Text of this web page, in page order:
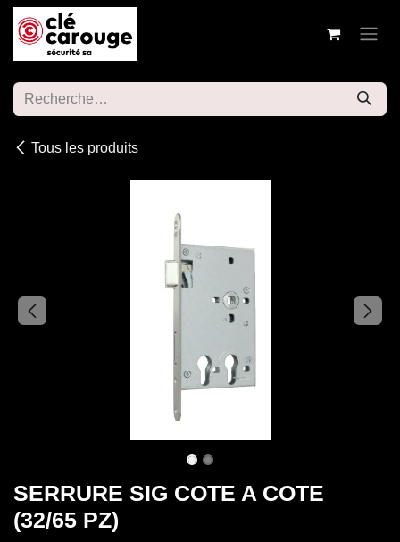
Se rendre au contenu
Tous les produits
SERRURE SIG COTE A COTE
(32/65 PZ)